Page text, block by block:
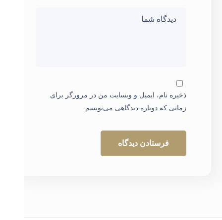
ذخیره نام، ایمیل و وبسایت من در مرورگر برای
زمانی که دوباره دیدگاهی می‌نویسم.